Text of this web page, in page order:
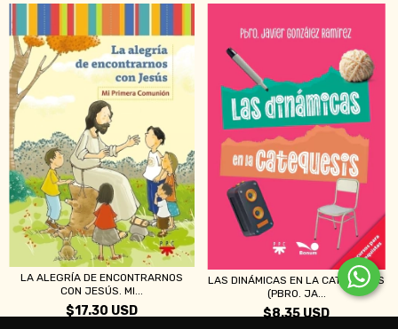
LA ALEGRÍA DE ENCONTRARNOS
CON JESÚS. MI...
$17.30 USD
LAS DINÁMICAS EN LA CATEQUESIS
(PBRO. JA...
$8.35 USD